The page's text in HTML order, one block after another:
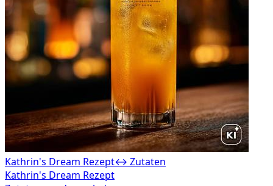
Kathrin's Dream Rezept↔ Zutaten